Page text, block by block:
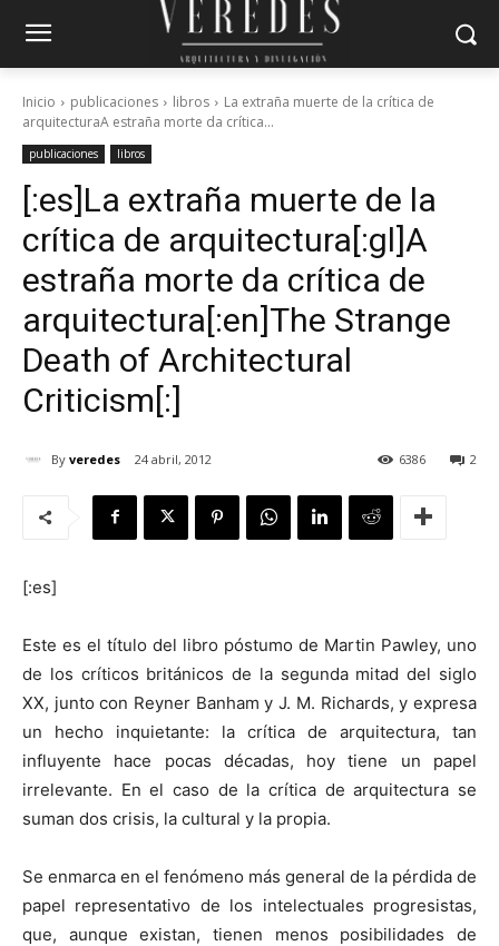
Inicio publicaciones libros
La extraña muerte de la crítica de
arquitecturaA estraña morte da crítica...
publicaciones libros
[:es]La extraña muerte de la
crítica de arquitectura[:gl]A
estraña morte da crítica de
arquitectura[:en]The Strange
Death of Architectural
Criticism[:]
By veredes 24 abril, 2012 2
6386
[:es]
Este es el título del libro póstumo de Martin Pawley, uno
de los críticos británicos de la segunda mitad del siglo
XX, junto con Reyner Banham y J. M. Richards, y expresa
un hecho inquietante: la crítica de arquitectura, tan
influyente hace pocas décadas, hoy tiene un papel
irrelevante. En el caso de la crítica de arquitectura se
suman dos crisis, la cultural y la propia.
Se enmarca en el fenómeno más general de la pérdida de
papel representativo de los intelectuales progresistas,
que, aunque existan, tienen menos posibilidades de